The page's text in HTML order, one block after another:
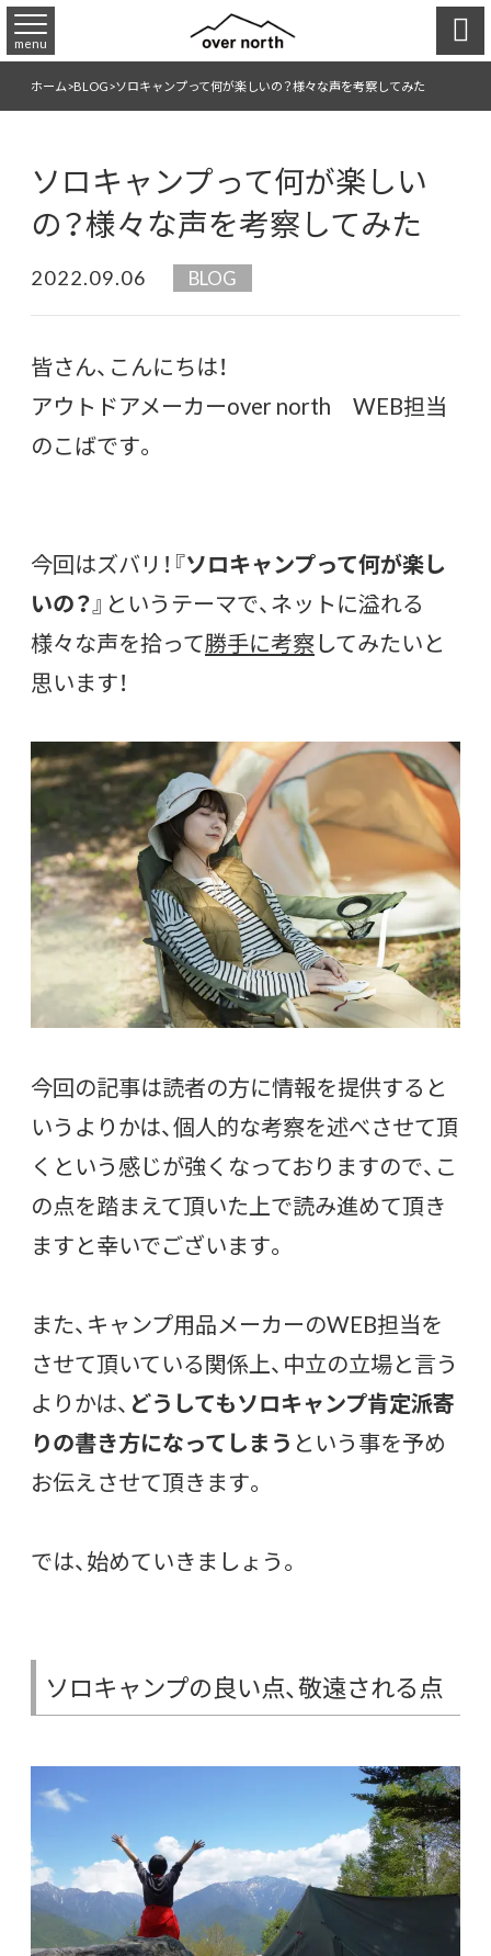
menu 
ホーム>BLOG>ソロキャンプって何が楽しいの？様々な声を考察してみた
ソロキャンプって何が楽しい
の？様々な声を考察してみた
2022.09.06 BLOG
皆さん、こんにちは！
アウトドアメーカーover north WEB担当
のこばです。
今回はズバリ！『ソロキャンプって何が楽し
いの？』というテーマで、ネットに溢れる
様々な声を拾って勝手に考察してみたいと
思います！
今回の記事は読者の方に情報を提供すると
いうよりかは、個人的な考察を述べさせて頂
くという感じが強くなっておりますので、こ
の点を踏まえて頂いた上で読み進めて頂き
ますと幸いでございます。
また、キャンプ用品メーカーのWEB担当を
させて頂いている関係上、中立の立場と言う
よりかは、 どうしてもソロキャンプ肯定派寄
りの書き方になってしまう という事を予め
お伝えさせて頂きます。
では、始めていきましょう。
ソロキャンプの良い点、敬遠される点